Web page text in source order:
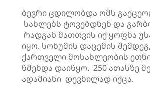
ბევრი ცდილობდა ომს
სახლებს ტოვებდნენ და
რადგან მათთვის იქ ყოფნა
იყო. სოხუმის დაცემის
ქართველი მოსახლეობის
წმენდა დაიწყო. 250 ათასზე
ადამიანი დევნილად იქცა.